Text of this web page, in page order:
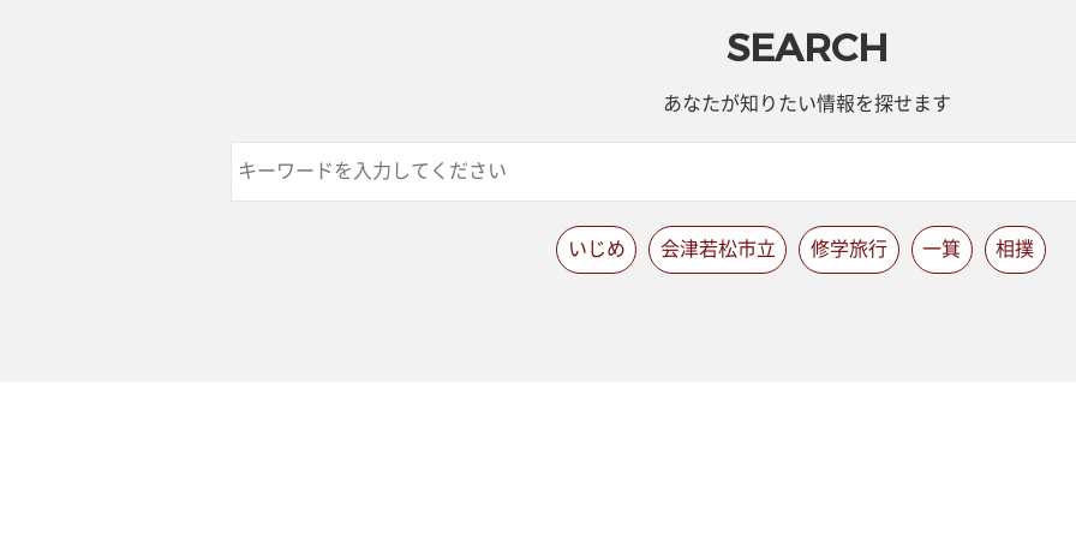
SEARCH
あなたが知りたい情報を探せます
いじめ 会津若松市立 修学旅行 一箕 相撲